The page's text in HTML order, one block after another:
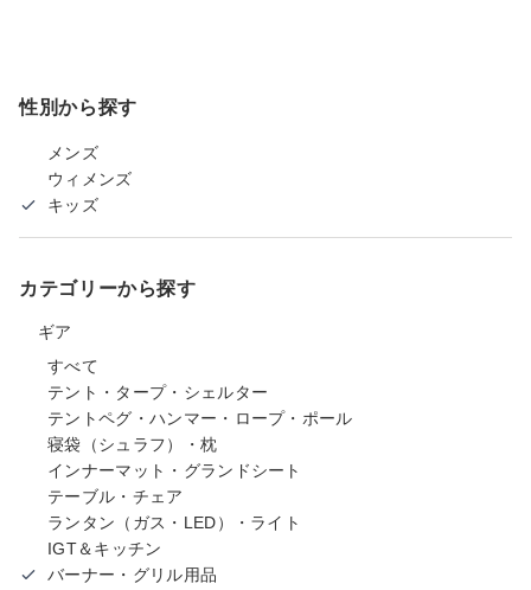
性別から探す
メンズ
ウィメンズ
キッズ
カテゴリーから探す
ギア
すべて
テント・タープ・シェルター
テントペグ・ハンマー・ロープ・ポール
寝袋（シュラフ）・枕
インナーマット・グランドシート
テーブル・チェア
ランタン（ガス・LED）・ライト
IGT＆キッチン
バーナー・グリル用品